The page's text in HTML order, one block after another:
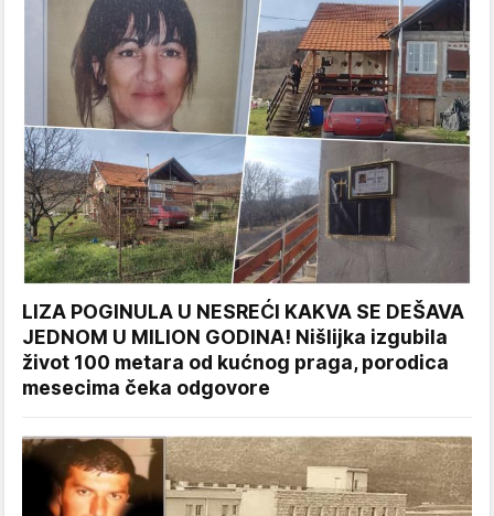
LIZA POGINULA U NESREĆI KAKVA SE DEŠAVA
JEDNOM U MILION GODINA! Nišlijka izgubila
život 100 metara od kućnog praga, porodica
mesecima čeka odgovore